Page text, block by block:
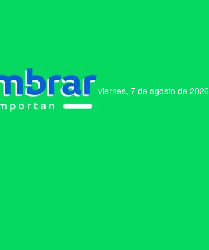
viernes, 7 de agosto de 2026